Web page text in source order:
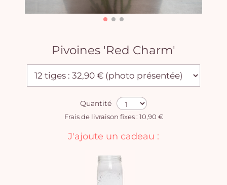
Pivoines 'Red Charm'
Quantité
Frais de livraison fixes : 10,90 €
J'ajoute un cadeau :